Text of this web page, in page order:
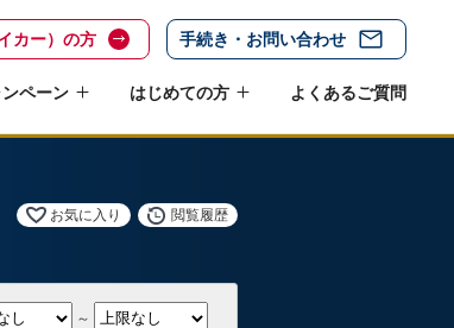
カー）の方 手続き・お問い合わせ
ペーン はじめての方 よくあるご質問
お気に入り 閲覧履歴
～